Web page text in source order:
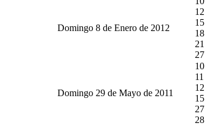
Domingo 8 de Enero de 2012
12
15
18
21
27
Domingo 29 de Mayo de 2011
10
11
12
15
27
28